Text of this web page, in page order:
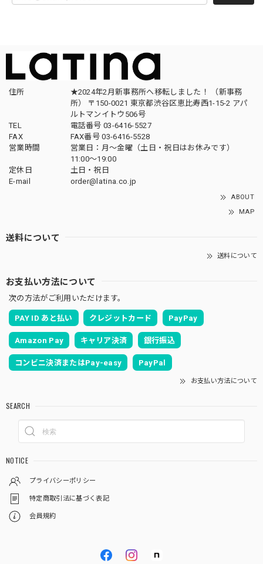
住所
★2024年2月新事務所へ移転しました！ （新事務
所） 〒150-0021 東京都渋谷区恵比寿西1-15-2 アパ
ルトマンイトウ506号
TEL
電話番号 03-6416-5527
FAX
FAX番号 03-6416-5528
営業時間
営業日：月〜金曜（土日・祝日はお休みです）
11:00〜19:00
定休日
土日・祝日
E-mail
order@latina.co.jp
ABOUT
MAP
送料について
送料について
お支払い方法について
次の方法がご利用いただけます。
PAY ID あと払い クレジットカード PayPay
Amazon Pay キャリア決済 銀行振込
コンビニ決済またはPay-easy PayPal
お支払い方法について
SEARCH
NOTICE
プライバシーポリシー
特定商取引法に基づく表記
会員規約